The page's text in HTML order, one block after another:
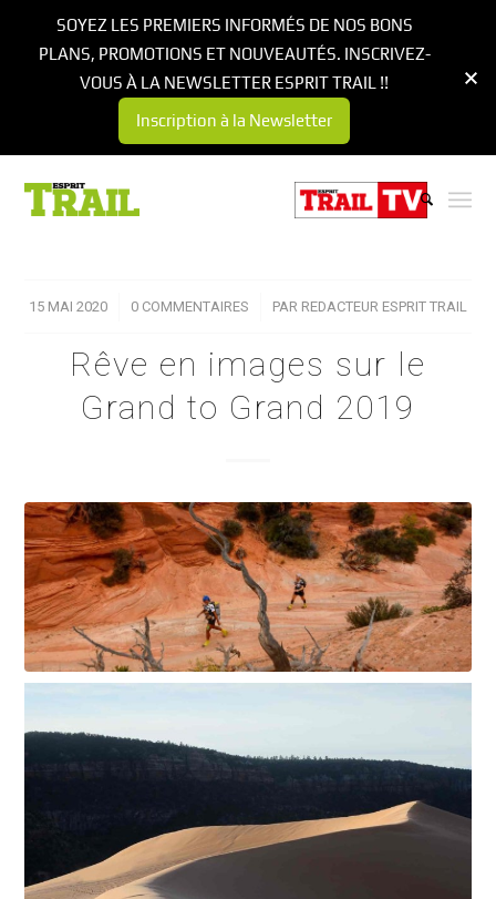
15 MAI 2020
/ 0 COMMENTAIRES
/ PAR REDACTEUR ESPRIT TRAIL
Rêve en images sur le
Grand tо Grand 2019
SOYEZ LES PREMIERS INFORMÉS DE NOS BONS
PLANS, PROMOTIONS ET NOUVEAUTÉS. INSCRIVEZ-
VOUS À LA NEWSLETTER ESPRIT TRAIL !!
Inscription à la Newsletter